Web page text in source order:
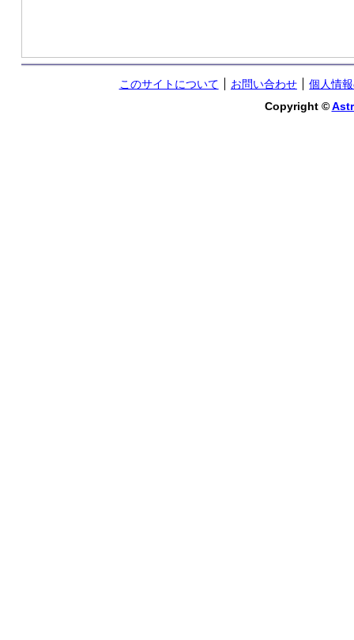
このサイトについて お問い合わせ
個人情
Copyright ©